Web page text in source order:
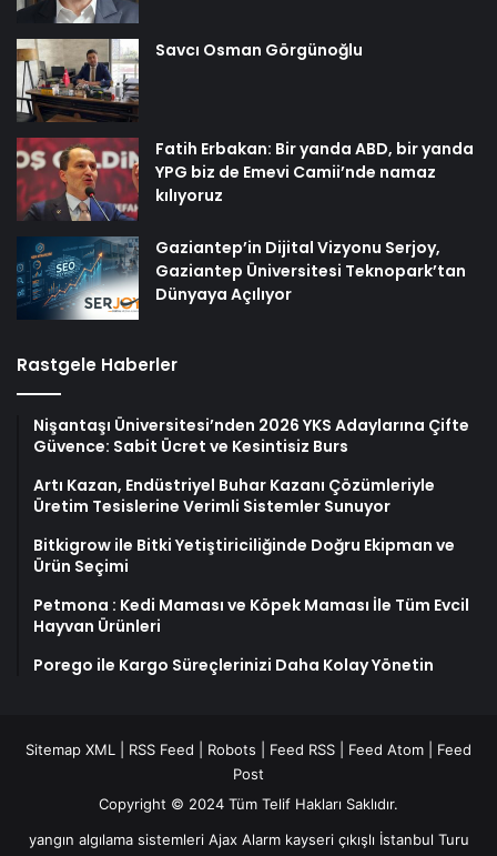
Savcı Osman Görgünoğlu
Fatih Erbakan: Bir yanda ABD, bir yanda
YPG biz de Emevi Camii’nde namaz
kılıyoruz
Gaziantep’in Dijital Vizyonu Serjoy,
Gaziantep Üniversitesi Teknopark’tan
Dünyaya Açılıyor
Rastgele Haberler
Nişantaşı Üniversitesi’nden 2026 YKS Adaylarına Çifte
Güvence: Sabit Ücret ve Kesintisiz Burs
Artı Kazan, Endüstriyel Buhar Kazanı Çözümleriyle
Üretim Tesislerine Verimli Sistemler Sunuyor
Bitkigrow ile Bitki Yetiştiriciliğinde Doğru Ekipman ve
Ürün Seçimi
Petmona : Kedi Maması ve Köpek Maması İle Tüm Evcil
Hayvan Ürünleri
Porego ile Kargo Süreçlerinizi Daha Kolay Yönetin
Sitemap XML RSS Feed Robots Feed RSS Feed Atom
Feed
Post
Copyright © 2024 Tüm Telif Hakları Saklıdır.
yangın algılama sistemleri Ajax Alarm kayseri çıkışlı İstanbul Turu